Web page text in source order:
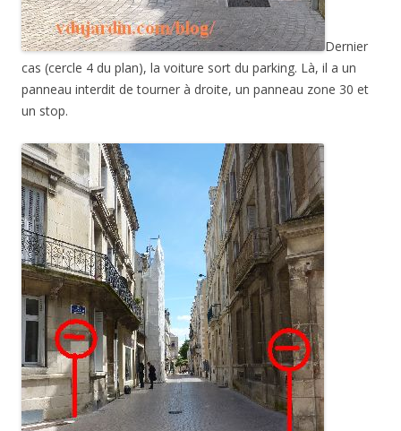
Dernier
cas (cercle 4 du plan), la voiture sort du parking. Là, il a un
panneau interdit de tourner à droite, un panneau zone 30 et
un stop.